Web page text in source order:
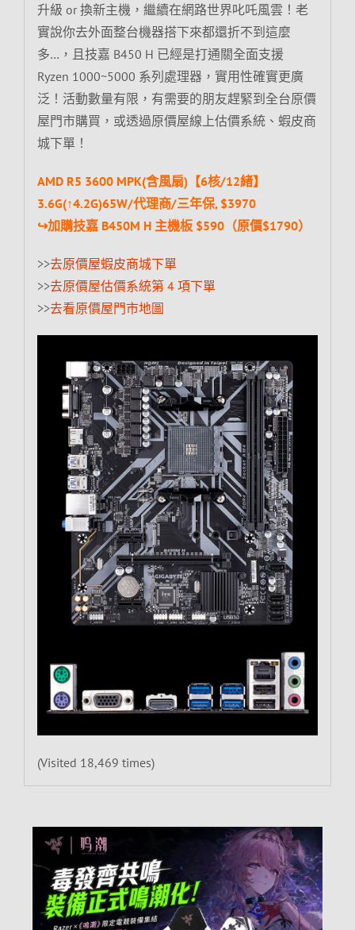
升級 or 換新主機，繼續在網路世界叱吒風雲！老
實說你去外面整台機器搭下來都還折不到這麼
多…，且技嘉 B450 H 已經是打通關全面支援
Ryzen 1000~5000 系列處理器，實用性確實更廣
泛！活動數量有限，有需要的朋友趕緊到全台原價
屋門市購買，或透過原價屋線上估價系統、蝦皮商
城下單！
AMD R5 3600 MPK(含風扇)【6核/12緒】
3.6G(↑4.2G)65W/代理商/三年保, $3970
↪加購技嘉 B450M H 主機板 $590（原價$1790）
>>去原價屋蝦皮商城下單
>>去原價屋估價系統第 4 項下單
>>去看原價屋門市地圖
(Visited 18,469 times)